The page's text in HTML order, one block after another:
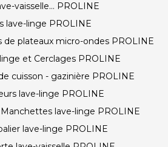
vaisselle... PROLINE
lave-linge PROLINE
de plateaux micro-ondes PROLINE
et Cerclages PROLINE
cuisson - gazinière PROLINE
lave-linge PROLINE
lave-linge PROLINE
lave-linge PROLINE